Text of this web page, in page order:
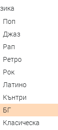
Поп
Джаз
Рап
Ретро
Рок
Латино
Кънтри
БГ
Класическа